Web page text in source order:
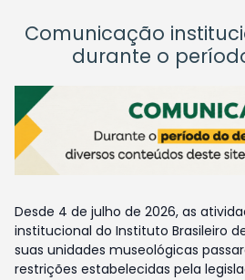
Comunicação
durante o
Desde 4 de julho de 2026, as
institucional do Instituto Brasileiro
suas unidades museológicas
restrições estabelecidas pela